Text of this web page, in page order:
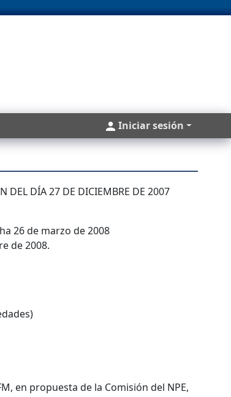
Cuentas
Iniciar sesión
DEL DÍA 27 DE DICIEMBRE DE 2007
26 de marzo de 2008
de 2008.
en propuesta de la Comisión del NPE,